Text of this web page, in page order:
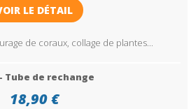
LE DÉTAIL
de coraux, collage de plantes...
Tube de rechange
18,90 €